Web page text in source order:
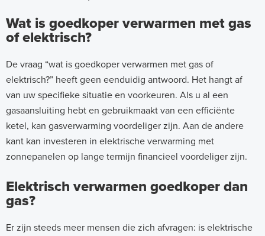
Wat is goedkoper verwarmen met gas
of elektrisch?
De vraag “wat is goedkoper verwarmen met gas of
elektrisch?” heeft geen eenduidig antwoord. Het hangt af
van uw specifieke situatie en voorkeuren. Als u al een
gasaansluiting hebt en gebruikmaakt van een efficiënte
ketel, kan gasverwarming voordeliger zijn. Aan de andere
kant kan investeren in elektrische verwarming met
zonnepanelen op lange termijn financieel voordeliger zijn.
Elektrisch verwarmen goedkoper dan
gas?
Er zijn steeds meer mensen die zich afvragen: is elektrische